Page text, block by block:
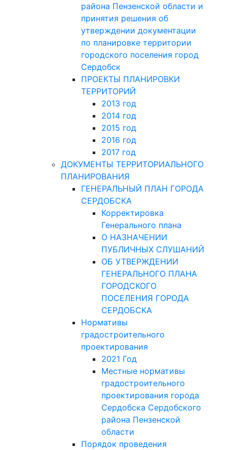
района Пензенской области и
принятия решения об
утверждении документации
по планировке территории
городского поселения город
Сердобск
ПРОЕКТЫ ПЛАНИРОВКИ
ТЕРРИТОРИЙ
2013 год
2014 год
2015 год
2016 год
2017 год
ДОКУМЕНТЫ ТЕРРИТОРИАЛЬНОГО
ПЛАНИРОВАНИЯ
ГЕНЕРАЛЬНЫЙ ПЛАН ГОРОДА
СЕРДОБСКА
Корректировка
Генерального плана
О НАЗНАЧЕНИИ
ПУБЛИЧНЫХ СЛУШАНИЙ
ОБ УТВЕРЖДЕНИИ
ГЕНЕРАЛЬНОГО ПЛАНА
ГОРОДСКОГО
ПОСЕЛЕНИЯ ГОРОДА
СЕРДОБСКА
Нормативы
градостроительного
проектирования
2021 Год
Местные нормативы
градостроительного
проектирования города
Сердобска Сердобского
района Пензенской
области
Порядок проведения